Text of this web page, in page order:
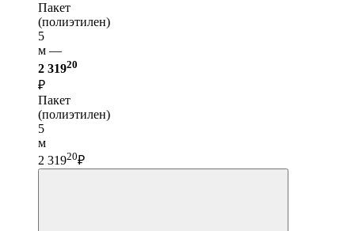
Пакет
(полиэтилен)
5
м —
2 31920
₽
Пакет
(полиэтилен)
5
м
2 31920₽